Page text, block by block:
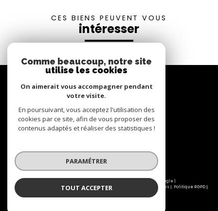
CES BIENS PEUVENT VOUS
intéresser
Se
connecter
espace propriétaire
Nous
© 2026 | Tous droits réservés | Traduction powered by Google |
Nos honoraires
Plan du site Mentions légales Partenaires
Politique RGPD
Comme beaucoup, notre site
utilise les cookies
On aimerait vous accompagner pendant
votre visite.
En poursuivant, vous acceptez l'utilisation des
cookies par ce site, afin de vous proposer des
contenus adaptés et réaliser des statistiques !
PARAMÉTRER
TOUT ACCEPTER